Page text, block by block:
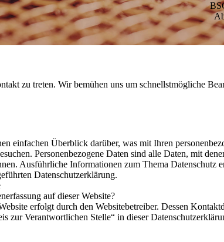
zu treten. Wir bemühen uns um schnellstmögliche
einfachen Überblick darüber, was mit Ihren
Personenbezogene Daten sind alle Daten, mit
Ausführliche Informationen zum Thema Datenschutz
Datenschutzerklärung.
auf dieser Website?
erfolgt durch den Websitebetreiber. Dessen
zur Verantwortlichen Stelle“ in dieser